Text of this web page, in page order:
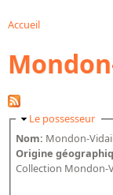
Agenda
Ressources
Archives orales
Bibliographies
Bibliographie
Accueil
Masquer
Le possesseur
Nom: Mondon-
Origine
Collection Mondon-